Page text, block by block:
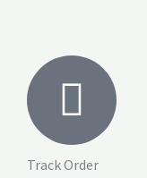
Track Order